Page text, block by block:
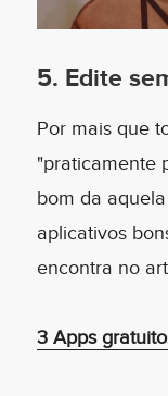
5. Edite
Por mais que
"praticamente
bom da
aplicativos
encontra no
3 Apps